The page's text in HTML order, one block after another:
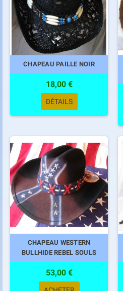
CHAPEAU PAILLE NOIR
18,00 €
DÉTAILS
CHAPEAU WESTERN
BULLHIDE REBEL SOULS
53,00 €